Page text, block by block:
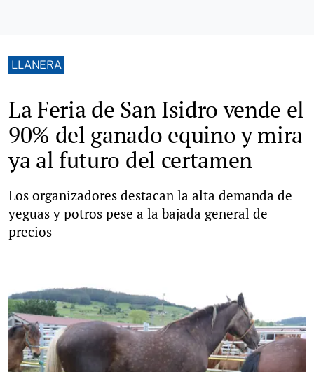
LLANERA
La Feria de San Isidro vende el
90% del ganado equino y mira
ya al futuro del certamen
Los organizadores destacan la alta demanda de
yeguas y potros pese a la bajada general de
precios